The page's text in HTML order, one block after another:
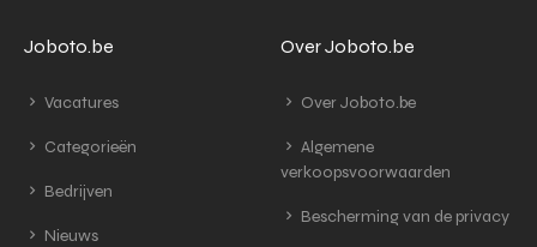
Joboto.be
Vacatures
Categorieën
Bedrijven
Nieuws
Over Joboto.be
Over Joboto.be
Algemene
verkoopsvoorwaarden
Bescherming van de privacy